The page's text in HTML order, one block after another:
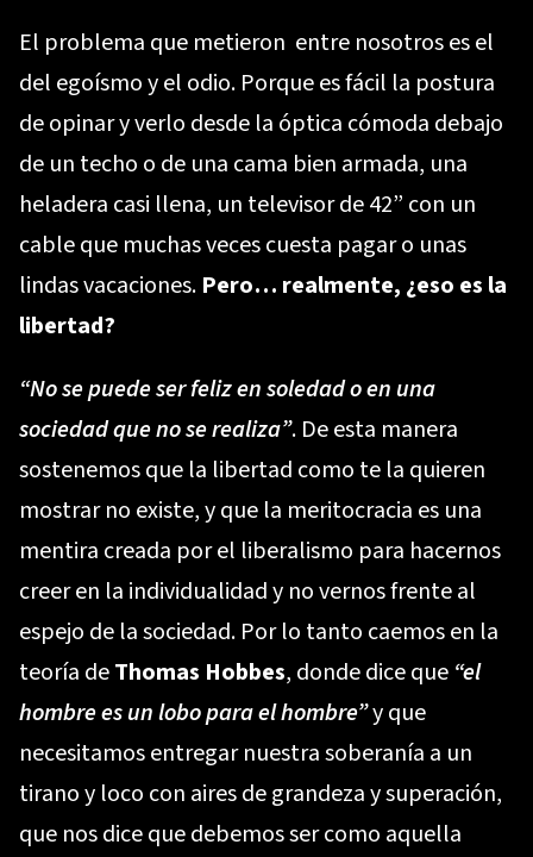
El problema que metieron entre nosotros es el
del egoísmo y el odio. Porque es fácil la postura
de opinar y verlo desde la óptica cómoda debajo
de un techo o de una cama bien armada, una
heladera casi llena, un televisor de 42” con un
cable que muchas veces cuesta pagar o unas
lindas vacaciones. Pero… realmente, ¿eso es la
libertad?
“No se puede ser feliz en soledad o en una
sociedad que no se realiza”. De esta manera
sostenemos que la libertad como te la quieren
mostrar no existe, y que la meritocracia es una
mentira creada por el liberalismo para hacernos
creer en la individualidad y no vernos frente al
espejo de la sociedad. Por lo tanto caemos en la
teoría deThomas Hobbes, donde dice que “el
hombre es un lobo para el hombre”y que
necesitamos entregar nuestra soberanía a un
tirano y loco con aires de grandeza y superación,
que nos dice que debemos ser como aquella